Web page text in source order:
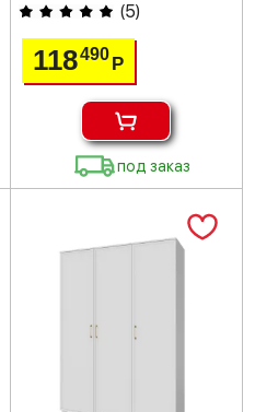
(5)
118490 Р
под заказ